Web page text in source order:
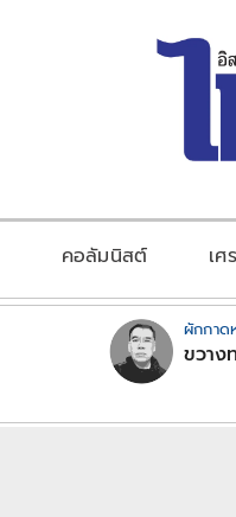
คอลัมนิสต์ เ
ผักกาด
ขวาง